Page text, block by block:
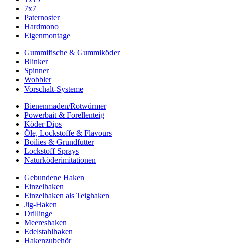
7x7
Paternoster
Hardmono
Eigenmontage
Gummifische & Gummiköder
Blinker
Spinner
Wobbler
Vorschalt-Systeme
Bienenmaden/Rotwürmer
Powerbait & Forellenteig
Köder Dips
Öle, Lockstoffe & Flavours
Boilies & Grundfutter
Lockstoff Sprays
Naturköderimitationen
Gebundene Haken
Einzelhaken
Einzelhaken als Teighaken
Jig-Haken
Drillinge
Meereshaken
Edelstahlhaken
Hakenzubehör